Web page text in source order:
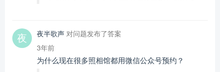
夜半歌声 对问题发布了答案
3年前
为什么现在很多照相馆都用微信公众号预约？